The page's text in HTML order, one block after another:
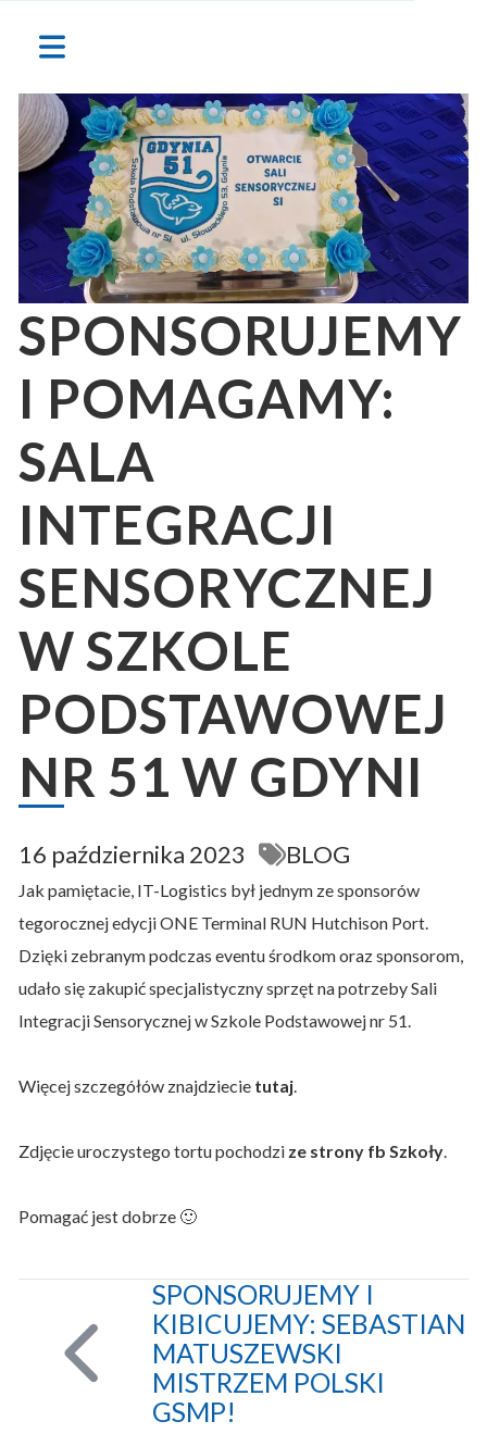
SPONSORUJEMY
I POMAGAMY:
SALA
INTEGRACJI
SENSORYCZNEJ
W SZKOLE
PODSTAWOWEJ
NR 51 W GDYNI
16 października 2023 BLOG
Jak pamiętacie, IT-Logistics był jednym ze sponsorów
tegorocznej edycji ONE Terminal RUN Hutchison Port.
Dzięki zebranym podczas eventu środkom oraz sponsorom,
udało się zakupić specjalistyczny sprzęt na potrzeby Sali
Integracji Sensorycznej w Szkole Podstawowej nr 51.
Więcej szczegółów znajdziecie tutaj.
Zdjęcie uroczystego tortu pochodzi ze strony fb Szkoły.
Pomagać jest dobrze 🙂
SPONSORUJEMY I
KIBICUJEMY: SEBASTIAN
MATUSZEWSKI
MISTRZEM POLSKI
GSMP!